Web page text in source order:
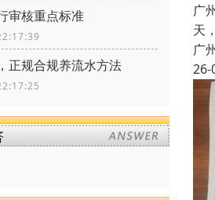
审核重点标准
正规合规养流水方法
广
天
广
26-